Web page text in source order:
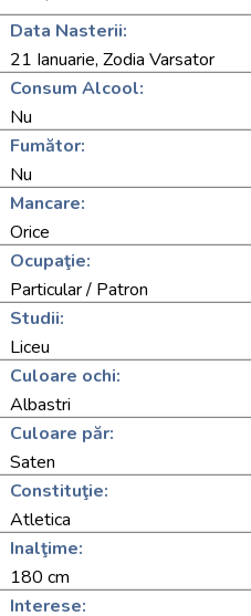
Data Nasterii:
21 Ianuarie, Zodia Varsator
Consum Alcool:
Nu
Fumător:
Nu
Mancare:
Orice
Ocupaţie:
Particular / Patron
Studii:
Liceu
Culoare ochi:
Albastri
Culoare păr:
Saten
Constituţie:
Atletica
Inalţime:
180 cm
Interese: